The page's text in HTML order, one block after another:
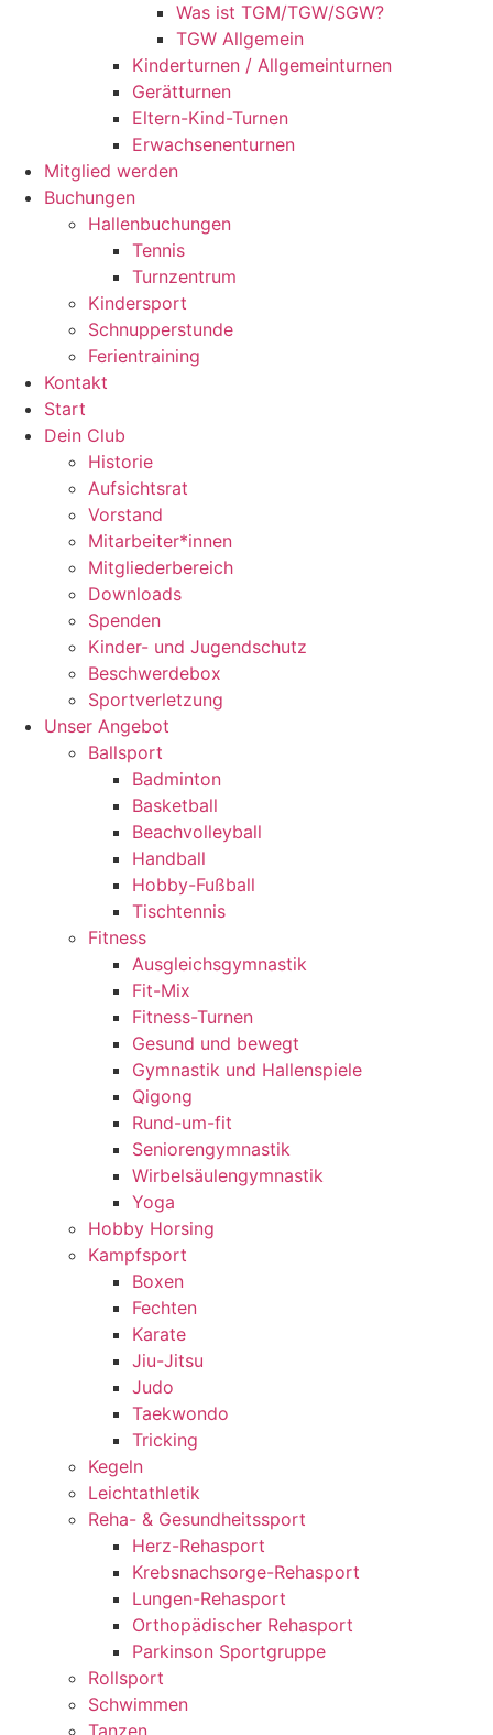
Was ist TGM/TGW/SGW?
TGW Allgemein
Kinderturnen / Allgemeinturnen
Gerätturnen
Eltern-Kind-Turnen
Erwachsenenturnen
Mitglied werden
Buchungen
Hallenbuchungen
Tennis
Turnzentrum
Kindersport
Schnupperstunde
Ferientraining
Kontakt
Start
Dein Club
Historie
Aufsichtsrat
Vorstand
Mitarbeiter*innen
Mitgliederbereich
Downloads
Spenden
Kinder- und Jugendschutz
Beschwerdebox
Sportverletzung
Unser Angebot
Ballsport
Badminton
Basketball
Beachvolleyball
Handball
Hobby-Fußball
Tischtennis
Fitness
Ausgleichsgymnastik
Fit-Mix
Fitness-Turnen
Gesund und bewegt
Gymnastik und Hallenspiele
Qigong
Rund-um-fit
Seniorengymnastik
Wirbelsäulengymnastik
Yoga
Hobby Horsing
Kampfsport
Boxen
Fechten
Karate
Jiu-Jitsu
Judo
Taekwondo
Tricking
Kegeln
Leichtathletik
Reha- & Gesundheitssport
Herz-Rehasport
Krebsnachsorge-Rehasport
Lungen-Rehasport
Orthopädischer Rehasport
Parkinson Sportgruppe
Rollsport
Schwimmen
Tanzen